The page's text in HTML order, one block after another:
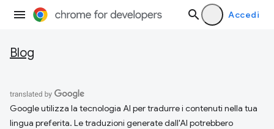
Accedi
Blog
Google utilizza la tecnologia AI per tradurre i contenuti nella tua
lingua preferita. Le traduzioni generate dall'AI potrebbero